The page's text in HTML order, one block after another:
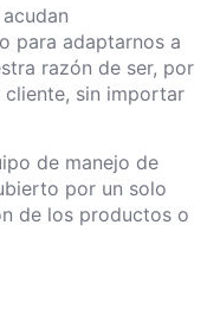
para adaptarnos a
razón de ser, por
cliente, sin importar
de manejo de
por un solo
de los productos o